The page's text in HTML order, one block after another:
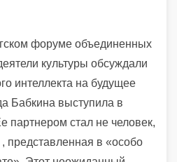
форуме объединенных
культуры обсуждали
интеллекта на будущее
Бабкина выступила в
партнером стал не человек,
представленная в «особо